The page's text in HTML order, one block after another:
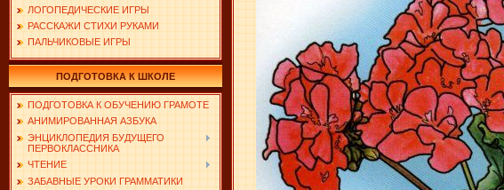
ЛОГОПЕДИЧЕСКИЕ ИГРЫ
РАССКАЖИ СТИХИ РУКАМИ
ПАЛЬЧИКОВЫЕ ИГРЫ
ПОДГОТОВКА К ШКОЛЕ
ПОДГОТОВКА К ОБУЧЕНИЮ ГРАМОТЕ
АНИМИРОВАННАЯ АЗБУКА
ЭНЦИКЛОПЕДИЯ БУДУЩЕГО
ПЕРВОКЛАССНИКА
ЧТЕНИЕ
ЗАБАВНЫЕ УРОКИ ГРАММАТИКИ